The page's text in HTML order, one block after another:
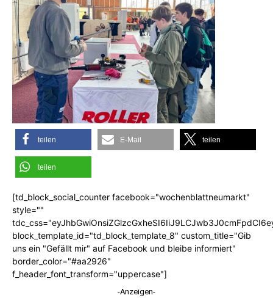
teilen E-Mail teilen
teilen
[td_block_social_counter facebook="wochenblattneumarkt"
style=""
block_template_id="td_block_template_8" custom_title="Gib
uns ein "Gefällt mir" auf Facebook und bleibe informiert"
border_color="#aa2926"
f_header_font_transform="uppercase"]
-Anzeigen-